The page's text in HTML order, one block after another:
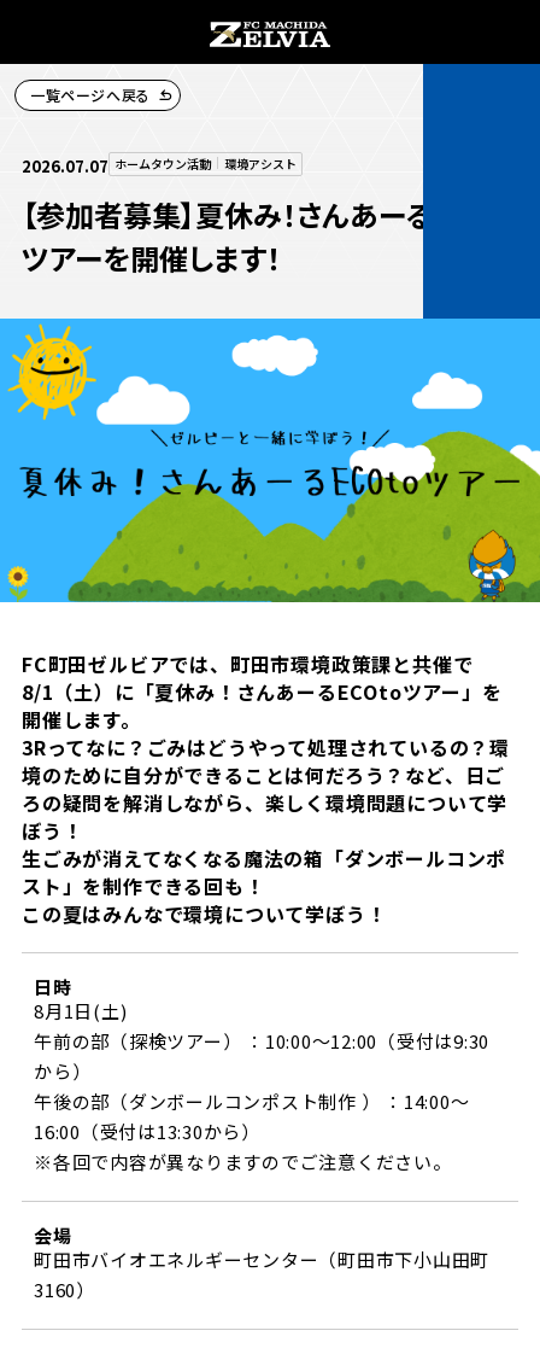
お知らせトップ
TOPチーム
試合情報
チケット
イベント
グッズ
メディア
ホームタウン活動
アカデミー
スクール
試合情報
試合日程・結果
観戦する
観戦するトップ
チケットを買う
チケット購入手順
チケット販売スケジュール
️スタジアムを知る
スタジアムアクセス
スタジアムマップ
観戦方法を知る
スタジアム観戦ガイド
観戦マナー＆ルール
ビジターサポーターの皆様へ
車イスでの観戦
試合運営管理規程
クラブを知る
ＦＣ町田ゼルビアについて
選手・スタッフ紹介
ファンになる
ファンになるトップ
ファンクラブ
クラブゼルビスタへの入会
シーズンシート
ＦＣ町田ゼルビアをサポート
ボランティア
ＦＣ町田ゼルビアカレンダー
三輪緑山ベースを利用
三輪緑山ベースご利用案内
グッズを買う
グッズを買うトップ
オンラインストア
ユニフォーム
ホームタウン
ホームタウントップ
ゼルビアアシスト募集
ゼルビアアシスト協賛企業一覧
ゼルナビ
ゼル塾
ＦＣ町田ゼルビアスポーツクラブ
ゼルビアフットサルパーク
パートナー
パートナートップ
パートナー企業一覧
お問い合わせ利用規約
一覧ページへ戻る
2026.07.07 ホームタウン活動 環境アシスト
【参加者募集】夏休み！さんあーるECOto
ツアーを開催します！
FC町田ゼルビアでは、町田市環境政策課と共催で
8/1（土）に「夏休み！さんあーるECOtoツアー」を
開催します。
3Rってなに？ごみはどうやって処理されているの？環
境のために自分ができることは何だろう？など、日ご
ろの疑問を解消しながら、楽しく環境問題について学
ぼう！
生ごみが消えてなくなる魔法の箱「ダンボールコンポ
スト」を制作できる回も！
この夏はみんなで環境について学ぼう！
日時
8月1日(土)
午前の部（探検ツアー） ：10:00～12:00（受付は9:30
から）
午後の部（ダンボールコンポスト制作 ） ：14:00～
16:00（受付は13:30から）
※各回で内容が異なりますのでご注意ください。
会場
町田市バイオエネルギーセンター（町田市下小山田町
3160）